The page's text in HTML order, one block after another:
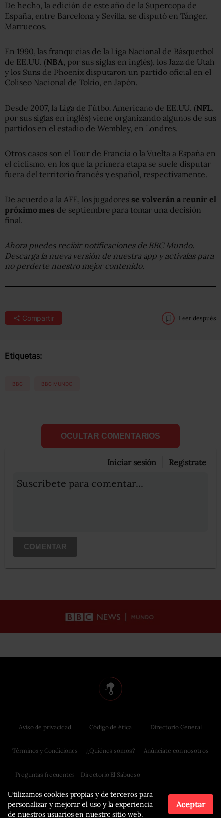
De hecho, la edición de este año de la Supercopa de
España, entre Barcelona y Sevilla, se disputó en Tánger,
Marruecos.
En 1990, las franquicias de la Liga Nacional de Básquetbol
de EE.UU. (NBA, por sus siglas en inglés), los Jazz de Utah
y los Suns de Phoenix disputaron un partido oficial en el
Coliseo Nacional de Tokio, en Japón.
Desde 2007, la Liga de Fútbol Americano de EE.UU. (NFL,
por sus siglas en inglés) viene organizando algunos de sus
partidos en el estadio de Wembley, en Londres.
Otros casos son el Tour de Francia o la Vuelta a España en
el ciclismo, en los que la primera etapa se suele disputar
fuera del territorio francés y español, respectivamente.
De acuerdo a la AFE, los jugadores se volverán a reunir el
próximo mes de septiembre para tomar una decisión
final.
Ahora puedes recibir notificaciones de BBC Mundo.
Descarga la nueva versión de nuestra app y actívalas para
no perderte nuestro mejor contenido.
Compartir Leer después
Etiquetas:
BBC BBC MUNDO
OCULTAR COMENTARIOS
Iniciar sesión Registrate
Suscribete para comentar...
COMENTAR
Utilizamos cookies propias y de terceros para
personalizar y mejorar el uso y la experiencia
de nuestros usuarios en nuestro sitio web.
Aceptar
Aviso de privacidad
Términos y Condiciones
Preguntas frecuentes
Código de ética
¿Quiénes somos?
Directorio El Sabueso
Directorio General
Anúnciate con nosotros